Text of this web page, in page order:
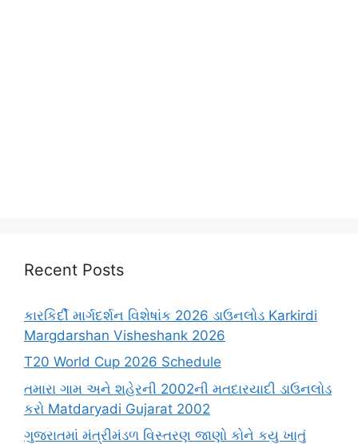
Recent Posts
કારકિર્દી માર્ગદર્શન વિશેષાંક 2026 ડાઉનલોડ Karkirdi
Margdarshan Visheshank 2026
T20 World Cup 2026 Schedule
તમારા ગામ અને શહેરની 2002ની મતદારયાદી ડાઉનલોડ
કરો Matdaryadi Gujarat 2002
ગુજરાતમાં મંત્રીમંડળ વિસ્તરણ જાણો કોને કયુ ખાતું